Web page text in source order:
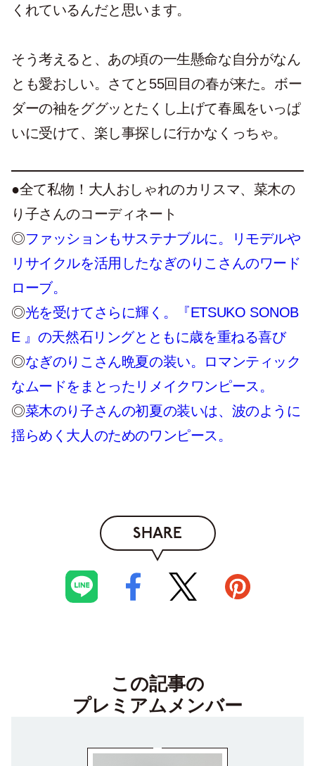
くれているんだと思います。
そう考えると、あの頃の一生懸命な自分がなん
とも愛おしい。さてと55回目の春が来た。ボー
ダーの袖をググッとたくし上げて春風をいっぱ
いに受けて、楽し事探しに行かなくっちゃ。
●全て私物！大人おしゃれのカリスマ、菜木の
り子さんのコーディネート
◎ファッションもサステナブルに。リモデルや
リサイクルを活用したなぎのりこさんのワード
ローブ。
◎光を受けてさらに輝く。『ETSUKO SONOB
E 』の天然石リングとともに歳を重ねる喜び
◎なぎのりこさん晩夏の装い。ロマンティック
なムードをまとったリメイクワンピース。
◎菜木のり子さんの初夏の装いは、波のように
揺らめく大人のためのワンピース。
SHARE
この記事の
プレミアムメンバー